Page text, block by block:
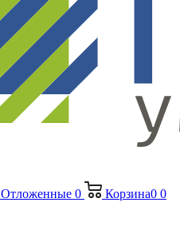
Отложенные 0 Корзина0 0